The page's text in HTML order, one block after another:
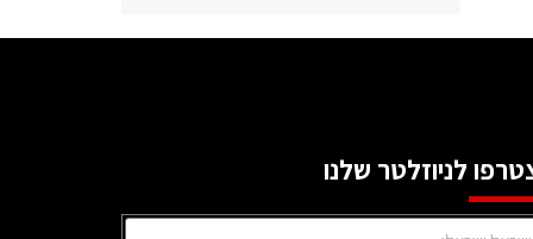
לניוזלטר שלנו